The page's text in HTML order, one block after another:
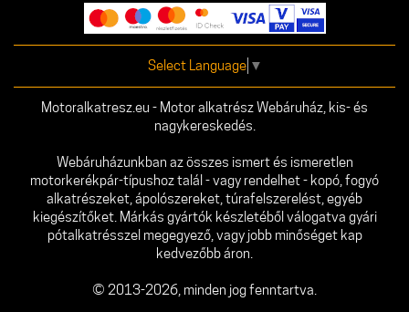
Select Language ▼
Motoralkatresz.eu - Motor alkatrész Webáruház, kis- és
nagykereskedés.
Webáruházunkban az összes ismert és ismeretlen
motorkerékpár-típushoz talál - vagy rendelhet - kopó, fogyó
alkatrészeket, ápolószereket, túrafelszerelést, egyéb
kiegészítőket. Márkás gyártók készletéből válogatva gyári
pótalkatrésszel megegyező, vagy jobb minőséget kap
kedvezőbb áron.
© 2013-2026, minden jog fenntartva.